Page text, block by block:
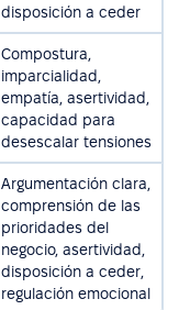
disposición a ceder
Compostura,
imparcialidad,
empatía, asertividad,
capacidad para
desescalar tensiones
Argumentación clara,
comprensión de las
prioridades del
negocio, asertividad,
disposición a ceder,
regulación emocional